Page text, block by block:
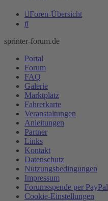
Foren-Übersicht
Suche
sprinter-forum.de
Portal
Forum
FAQ
Galerie
Marktplatz
Fahrerkarte
Veranstaltungen
Anleitungen
Partner
Links
Kontakt
Datenschutz
Nutzungsbedingungen
Impressum
Forumsspende per PayPal
Cookie-Einstellungen